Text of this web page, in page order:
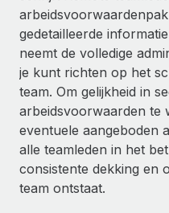
Compliance
Blijf compliance-
Apparaatbeheer
Lever en track
Entiteiten oprichten
Stel snel compliant
Mobiliteit en
liet groeien met
Weaviate in één
AI-first infrastructuur. De
Meer informatie
De strategische
Reverse Tech en
BLOG
EOR en PEO
Contractor Management
Belastingen
Naar de blog
gedetailleerde
neemt de volledige
je kunt richten op het
team. Om gelijkheid in
arbeidsvoorwaarden te
eventuele aangeboden
alle teamleden in het
consistente dekking en
team ontstaat.